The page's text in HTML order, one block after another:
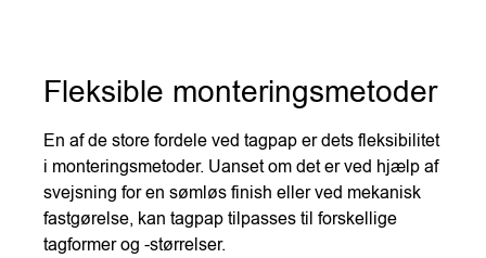
Fleksible monteringsmetoder
En af de store fordele ved tagpap er dets fleksibilitet
i monteringsmetoder. Uanset om det er ved hjælp af
svejsning for en sømløs finish eller ved mekanisk
fastgørelse, kan tagpap tilpasses til forskellige
tagformer og -størrelser.